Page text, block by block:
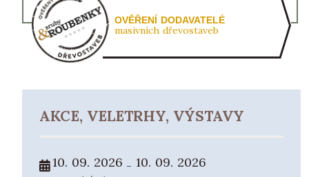
OVĚŘENÍ DODAVATELÉ
masivních dřevostaveb
AKCE, VELETRHY, VÝSTAVY
10. 09. 2026 -10. 09. 2026